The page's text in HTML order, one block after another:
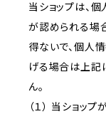
当ショップは、
が認められる場
得ないで、個人
げる場合は上記
ん。
（１） 当ショッ